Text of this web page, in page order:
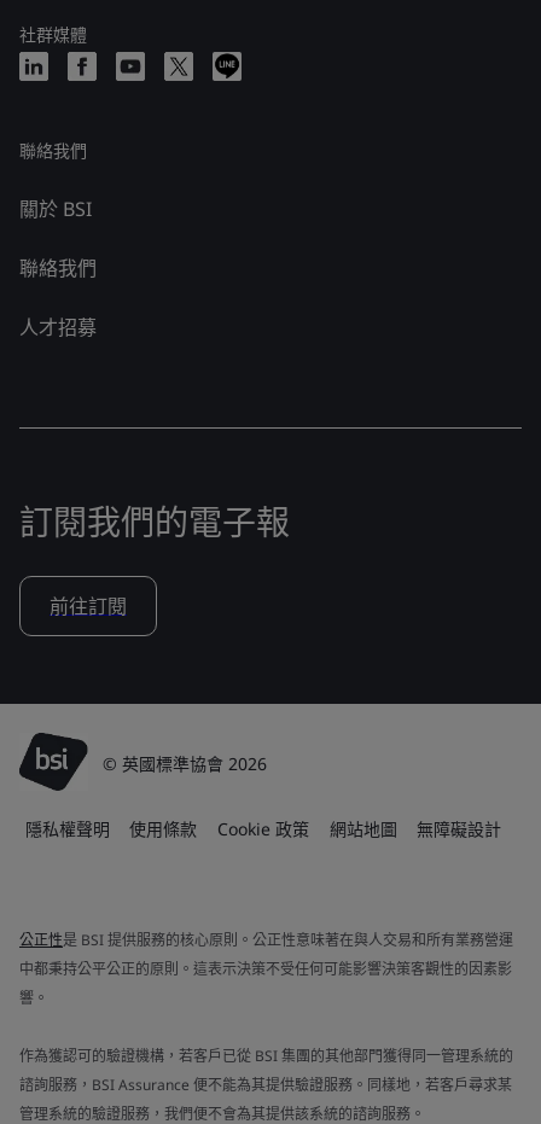
社群媒體
聯絡我們
關於 BSI
聯絡我們
人才招募
訂閱我們的電子報
前往訂閱
© 英國標準協會 2026
隱私權聲明 使用條款 Cookie 政策 網站地圖 無障礙設計
公正性是 BSI 提供服務的核心原則。公正性意味著在與人交易和所有業務營運
中都秉持公平公正的原則。這表示決策不受任何可能影響決策客觀性的因素影
響。
作為獲認可的驗證機構，若客戶已從 BSI 集團的其他部門獲得同一管理系統的
諮詢服務，BSI Assurance 便不能為其提供驗證服務。同樣地，若客戶尋求某
管理系統的驗證服務，我們便不會為其提供該系統的諮詢服務。